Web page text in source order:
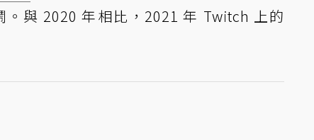
與 2020 年相比，2021 年 Twitch 上的